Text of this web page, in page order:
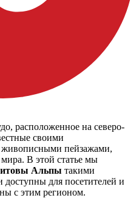
расположенное на северо-
своими
пейзажами,
В этой статье мы
Альпы такими
для посетителей и
с этим регионом.